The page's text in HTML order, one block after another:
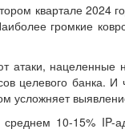
квартале 2024
громкие
атаки,
целевого
усложняет
10-15% IP-